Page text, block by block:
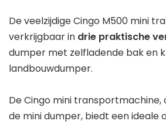
De veelzijdige Cingo M500 mini
verkrijgbaar in drie praktische
dumper met zelfladende bak en
landbouwdumper.
De Cingo mini transportmachine,
de mini dumper, biedt een ideale